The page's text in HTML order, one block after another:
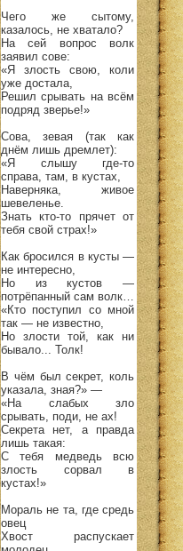
Чего же сытому,
казалось, не хватало?
На сей вопрос волк
заявил сове:
«Я злость свою, коли
уже достала,
Решил срывать на всём
подряд зверье!»
Сова, зевая (так как
днём лишь дремлет):
«Я слышу где-то
справа, там, в кустах,
Наверняка, живое
шевеленье.
Знать кто-то прячет от
тебя свой страх!»
Как бросился в кусты —
не интересно,
Но из кустов —
потрёпанный сам волк…
«Кто поступил со мной
так — не известно,
Но злости той, как ни
бывало... Толк!
В чём был секрет, коль
указала, зная?» —
«На слабых зло
срывать, поди, не ах!
Секрета нет, а правда
лишь такая:
С тебя медведь всю
злость сорвал в
кустах!»
Мораль не та, где средь
овец
Хвост распускает